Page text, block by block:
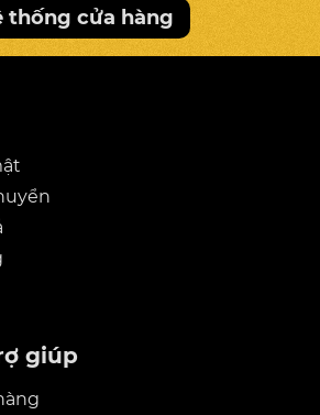
thống cửa hàng
giúp